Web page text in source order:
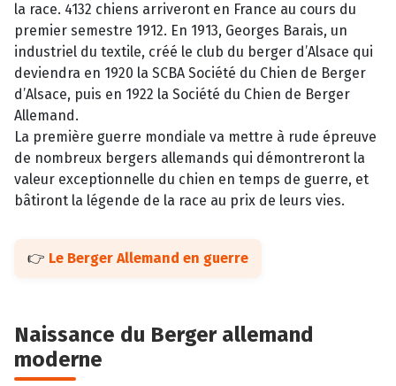
la race. 4132 chiens arriveront en France au cours du
premier semestre 1912. En 1913, Georges Barais, un
industriel du textile, créé le club du berger d’Alsace qui
deviendra en 1920 la SCBA Société du Chien de Berger
d’Alsace, puis en 1922 la Société du Chien de Berger
Allemand.
La première guerre mondiale va mettre à rude épreuve
de nombreux bergers allemands qui démontreront la
valeur exceptionnelle du chien en temps de guerre, et
bâtiront la légende de la race au prix de leurs vies.
👉 Le Berger Allemand en guerre
Naissance du Berger allemand
moderne